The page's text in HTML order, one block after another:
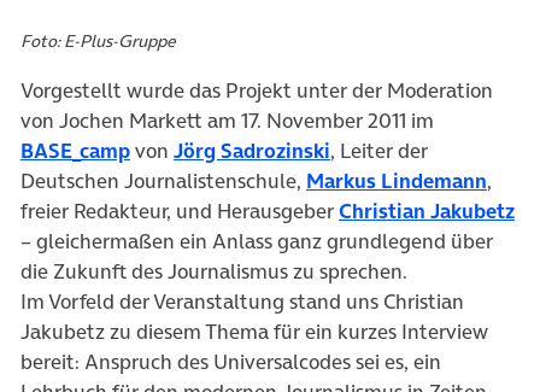
Foto: E-Plus-Gruppe
Vorgestellt wurde das Projekt unter der Moderation
von Jochen Markett am 17. November 2011 im
BASE_campvon Jörg Sadrozinski, Leiter der
Deutschen Journalistenschule, Markus Lindemann,
freier Redakteur, und HerausgeberChristian Jakubetz
– gleichermaßen ein Anlass ganz grundlegend über
die Zukunft des Journalismus zu sprechen.
Im Vorfeld der Veranstaltung stand uns Christian
Jakubetz zu diesem Thema für ein kurzes Interview
bereit: Anspruch des Universalcodes sei es, ein